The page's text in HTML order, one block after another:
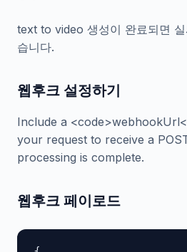
text to video 생성이 완료되면
습니다.
웹후크 설정하기
Include a
your request to receive a
processing is complete.
웹후크 페이로드